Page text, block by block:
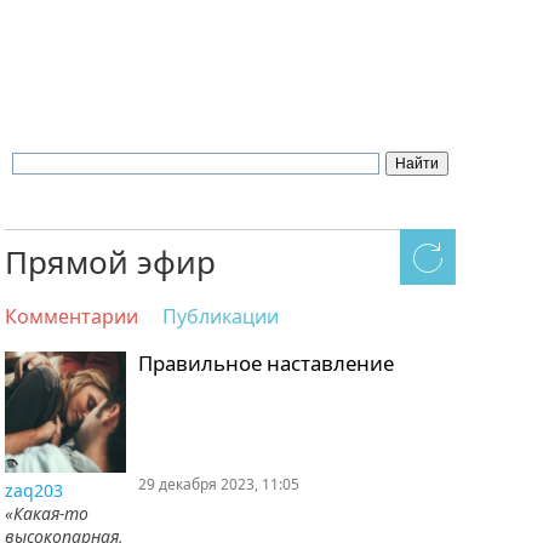
Прямой эфир
Комментарии Публикации
Правильное наставление
zaq203
«Какая-то
высокопарная,
29 декабря 2023, 11:05